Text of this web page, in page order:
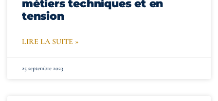
métiers techniques et en
tension
LIRE LA SUITE »
25 septembre 2023